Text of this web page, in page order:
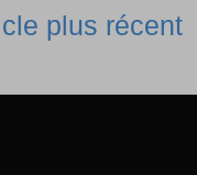
plus récent